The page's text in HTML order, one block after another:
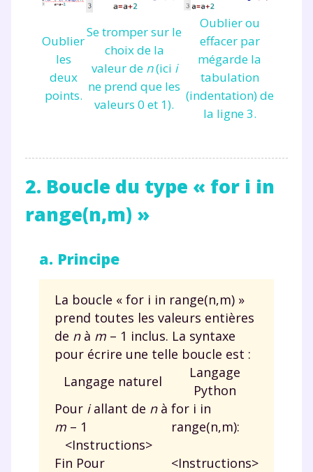
Oublier
les
deux
points.
Se tromper sur le
choix de la
valeur de n(ici i
ne prend que les
valeurs 0 et 1).
Oublier ou
effacer par
mégarde la
tabulation
(indentation) de
la ligne 3.
2. Boucle du type « for i in
range(n,m) »
a. Principe
La boucle « for i in range(n,m) »
prend toutes les valeurs entières
de nà m – 1 inclus. La syntaxe
pour écrire une telle boucle est :
Langage naturel
Langage
Python
Pour iallant de nà
m – 1
<Instructions>
Fin Pour
for i in
range(n,m):
<Instructions>